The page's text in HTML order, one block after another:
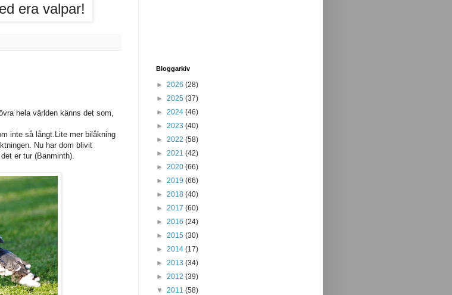
era valpar!
hela världen känns det som,
inte så långt.Lite mer bilåkning
Nu har dom blivit
er tur (Banminth).
Bloggarkiv
► 2026 (28)
► 2025 (37)
► 2024 (46)
► 2023 (40)
► 2022 (58)
► 2021 (42)
► 2020 (66)
► 2019 (66)
► 2018 (40)
► 2017 (60)
► 2016 (24)
► 2015 (30)
► 2014 (17)
► 2013 (34)
► 2012 (39)
▼ 2011 (58)